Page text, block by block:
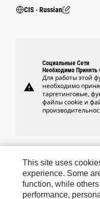
CIS ‧ Russian
warning
Социальные Сети
Необходимо
Для работы этой
необходимо
таргетинговые,
файлы cookie и
Caterpillar.com
This site uses
experience. Some
function, while
performance,